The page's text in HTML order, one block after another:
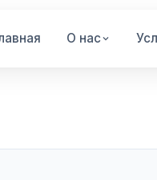
О нас